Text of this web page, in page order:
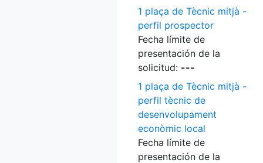
1 plaça de Tècnic mitjà -
perfil prospector
Fecha límite de
presentación de la
solicitud: ---
1 plaça de Tècnic mitjà -
perfil tècnic de
desenvolupament
econòmic local
Fecha límite de
presentación de la